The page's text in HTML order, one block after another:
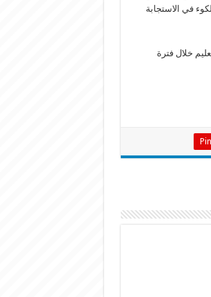
في الاستجابة
خلال فترة